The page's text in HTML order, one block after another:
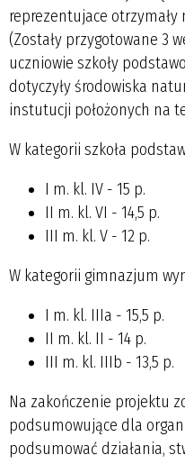
reprezentujace
(Zostały przygotowane 3
uczniowie szkoły
dotyczyły środowiska
instutucji położonych na
W kategorii szkoła
I m. kl. IV - 15 p.
II m. kl. VI - 14,5 p.
III m. kl. V - 12 p.
W kategorii gimnazjum
I m. kl. IIIa - 15,5 p.
II m. kl. II - 14 p.
III m. kl. IIIb - 13,5 p.
Na zakończenie projektu
podsumowujące dla
podsumować działania,